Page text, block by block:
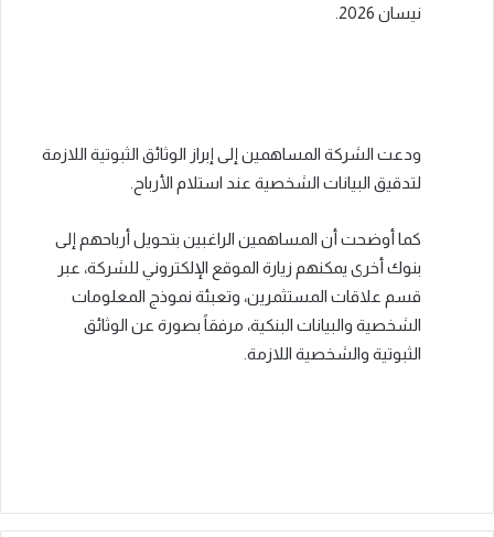
نيسان 2026.
ودعت الشركة المساهمين إلى إبراز الوثائق الثبوتية اللازمة
لتدقيق البيانات الشخصية عند استلام الأرباح.
كما أوضحت أن المساهمين الراغبين بتحويل أرباحهم إلى
بنوك أخرى يمكنهم زيارة الموقع الإلكتروني للشركة، عبر
قسم علاقات المستثمرين، وتعبئة نموذج المعلومات
الشخصية والبيانات البنكية، مرفقاً بصورة عن الوثائق
الثبوتية والشخصية اللازمة.